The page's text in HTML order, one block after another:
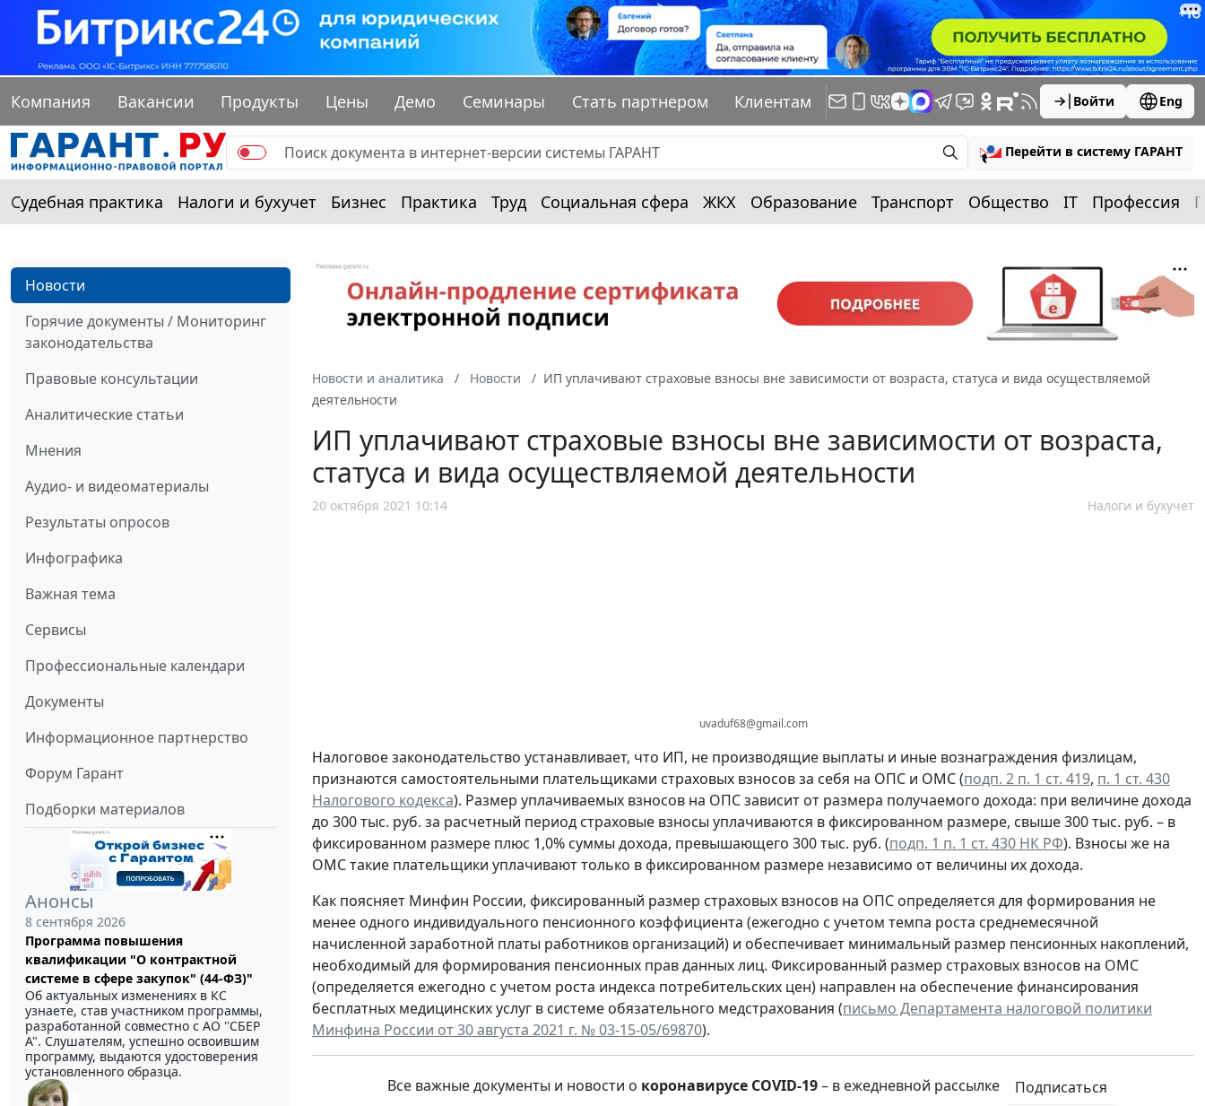
Компания Вакансии Продукты Цены Демо Семинары Стать партнером Клиентам Войти Eng
Перейти в систему ГАРАНТ
Судебная практика Налоги и бухучет Бизнес Практика Труд Социальная сфера ЖКХ Образование Транспорт Общество IT Профессия
Новости
Горячие документы / Мониторинг
законодательства
Правовые консультации
Аналитические статьи
Мнения
Аудио- и видеоматериалы
Результаты опросов
Инфографика
Важная тема
Сервисы
Профессиональные календари
Документы
Информационное партнерство
Форум Гарант
Подборки материалов
Анонсы
8 сентября 2026
Программа повышения
квалификации "О контрактной
системе в сфере закупок" (44-ФЗ)"
Об актуальных изменениях в КС
узнаете, став участником программы,
разработанной совместно с АО ''СБЕР
А". Слушателям, успешно освоившим
программу, выдаются удостоверения
установленного образца.
Новости и аналитика Новости
ИП уплачивают страховые взносы вне зависимости от возраста, статуса и вида осуществляемой
деятельности
ИП уплачивают страховые взносы вне зависимости от возраста,
статуса и вида осуществляемой деятельности
20 октября 2021 10:14 Налоги и бухучет
uvaduf68@gmail.com
Налоговое законодательство устанавливает, что ИП, не производящие выплаты и иные вознаграждения физлицам,
признаются самостоятельными плательщиками страховых взносов за себя на ОПС и ОМС (подп. 2 п. 1 ст. 419, п. 1 ст. 430
Налогового кодекса). Размер уплачиваемых взносов на ОПС зависит от размера получаемого дохода: при величине дохода
до 300 тыс. руб. за расчетный период страховые взносы уплачиваются в фиксированном размере, свыше 300 тыс. руб. – в
фиксированном размере плюс 1,0% суммы дохода, превышающего 300 тыс. руб. (подп. 1 п. 1 ст. 430 НК РФ). Взносы же на
ОМС такие плательщики уплачивают только в фиксированном размере независимо от величины их дохода.
Как поясняет Минфин России, фиксированный размер страховых взносов на ОПС определяется для формирования не
менее одного индивидуального пенсионного коэффициента (ежегодно с учетом темпа роста среднемесячной
начисленной заработной платы работников организаций) и обеспечивает минимальный размер пенсионных накоплений,
необходимый для формирования пенсионных прав данных лиц. Фиксированный размер страховых взносов на ОМС
(определяется ежегодно с учетом роста индекса потребительских цен) направлен на обеспечение финансирования
бесплатных медицинских услуг в системе обязательного медстрахования (письмо Департамента налоговой политики
Минфина России от 30 августа 2021 г. № 03-15-05/69870).
Все важные документы и новости о коронавирусе COVID-19– в ежедневной рассылке Подписаться